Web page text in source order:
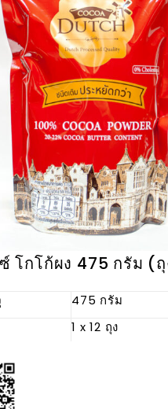
โกโก้ผง 475 กรัม (
475 กรัม
1 x 12 ถุง